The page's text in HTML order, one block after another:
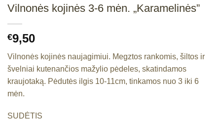
Vilnonės kojinės 3-6 mėn. „Karamelinės”
€9,50
Vilnonės kojinės naujagimiui. Megztos rankomis, šiltos ir
švelniai kutenančios mažylio pėdeles, skatindamos
kraujotaką. Pėdutės ilgis 10-11cm, tinkamos nuo 3 iki 6
mėn.
SUDĖTIS